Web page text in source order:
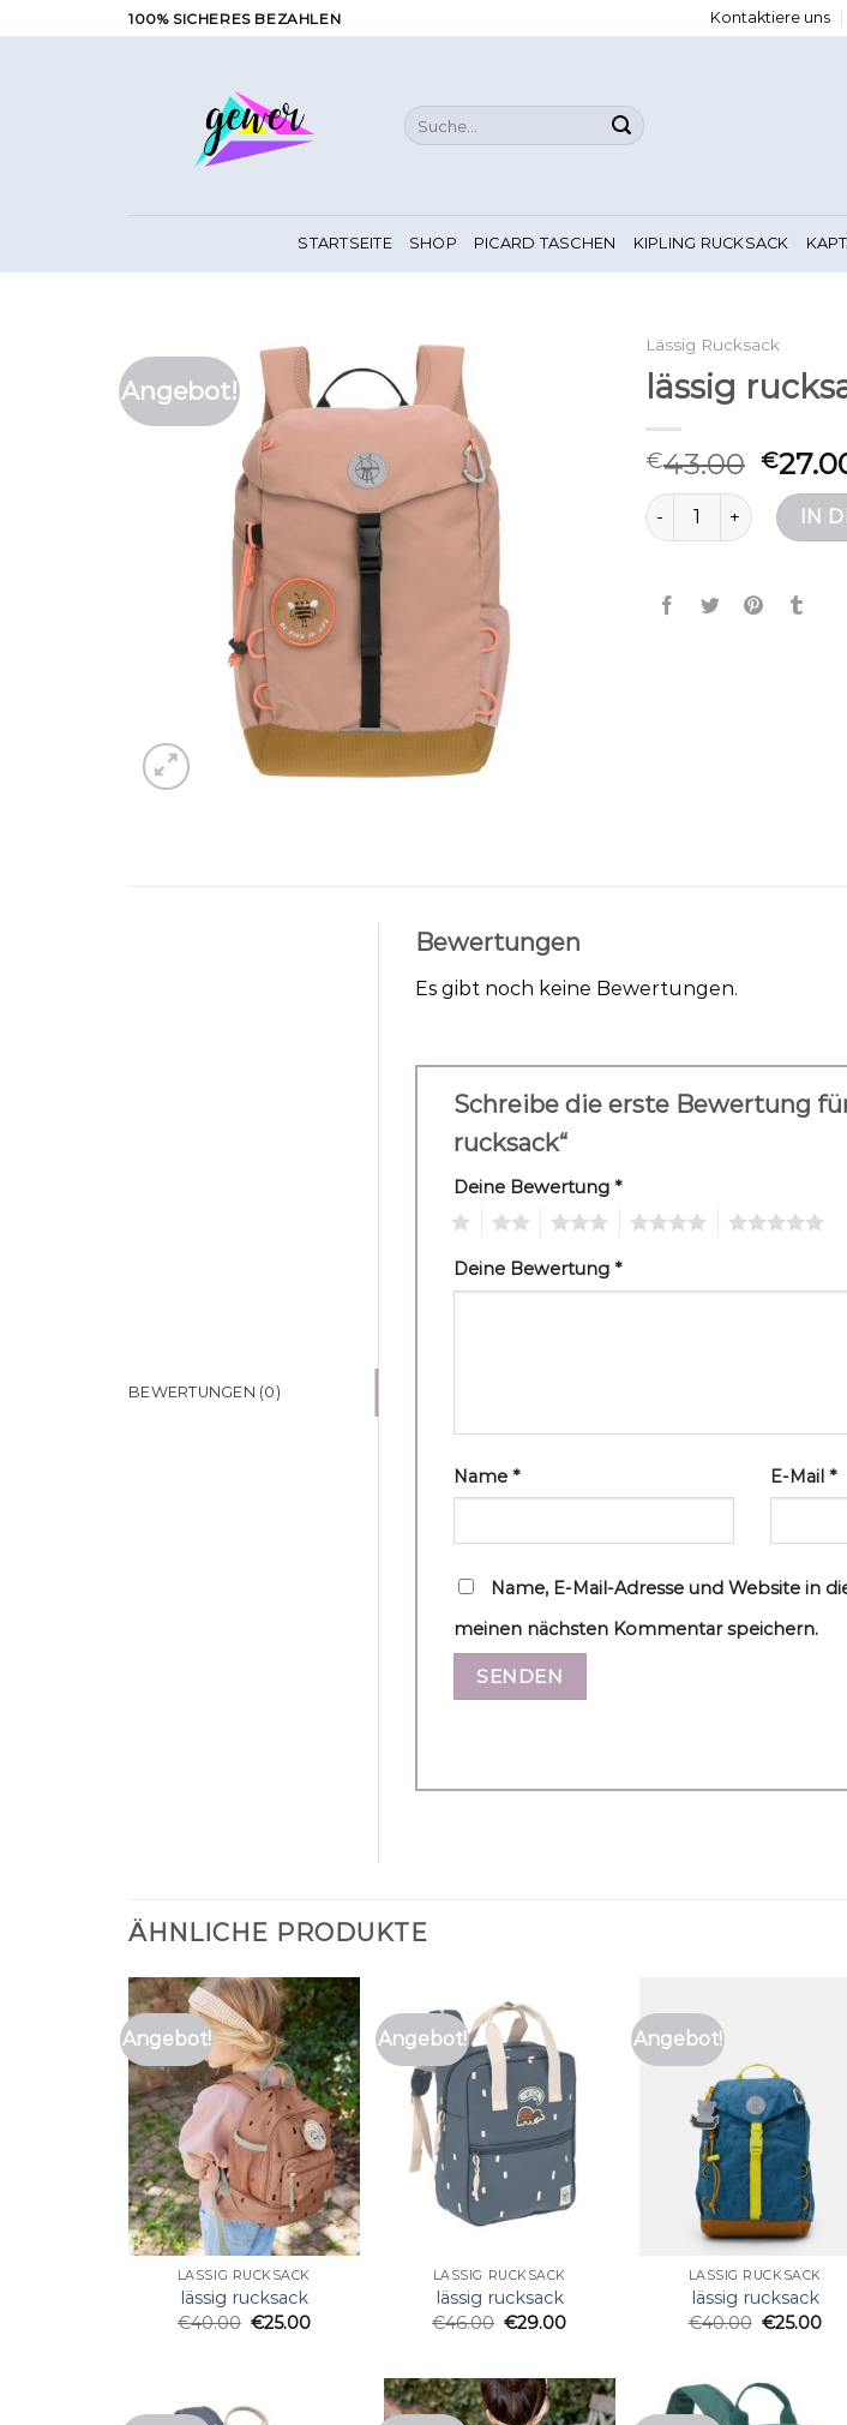
Inhalt
100% SICHERES BEZAHLEN Kontaktiere uns
Suche
nach:
STARTSEITE SHOP PICARD TASCHEN KIPLING RUCKSACK
Angebot!
Lässig Rucksack
lässig
€43.00 €
lässig rucksack Menge
IN
BEWERTUNGEN (0)
Bewertungen
Es gibt noch keine Bewertungen.
Schreibe die erste Bewertung
rucksack“
Deine Bewertung *
Deine Bewertung *
Name * E-Mail*
Name, E-Mail-Adresse und Website in
meinen nächsten Kommentar speichern.
ÄHNLICHE PRODUKTE
Angebot!
LÄSSIG RUCKSACK
lässig rucksack
€40.00 €25.00
Angebot!
LÄSSIG RUCKSACK
lässig rucksack
€46.00 €29.00
Angebot!
LÄSSIG RUCKSACK
lässig rucksack
€40.00 €25.00